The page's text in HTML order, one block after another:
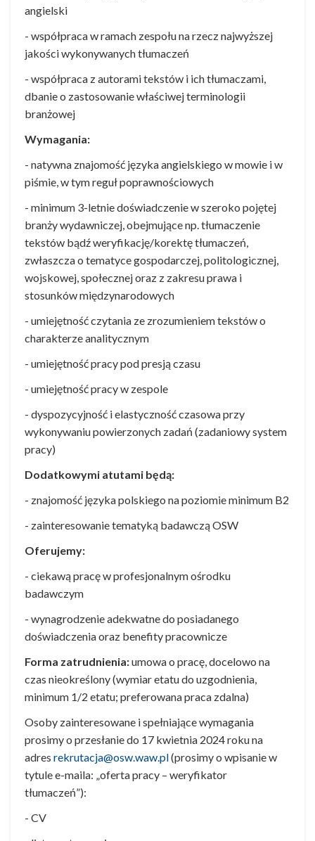
angielski
- współpraca w ramach zespołu na rzecz najwyższej
jakości wykonywanych tłumaczeń
- współpraca z autorami tekstów i ich tłumaczami,
dbanie o zastosowanie właściwej terminologii
branżowej
Wymagania:
- natywna znajomość języka angielskiego w mowie i w
piśmie, w tym reguł poprawnościowych
- minimum 3-letnie doświadczenie w szeroko pojętej
branży wydawniczej, obejmujące np. tłumaczenie
tekstów bądź weryfikację/korektę tłumaczeń,
zwłaszcza o tematyce gospodarczej, politologicznej,
wojskowej, społecznej oraz z zakresu prawa i
stosunków międzynarodowych
- umiejętność czytania ze zrozumieniem tekstów o
charakterze analitycznym
- umiejętność pracy pod presją czasu
- umiejętność pracy w zespole
- dyspozycyjność i elastyczność czasowa przy
wykonywaniu powierzonych zadań (zadaniowy system
pracy)
Dodatkowymi atutami będą:
- znajomość języka polskiego na poziomie minimum B2
- zainteresowanie tematyką badawczą OSW
Oferujemy:
- ciekawą pracę w profesjonalnym ośrodku
badawczym
- wynagrodzenie adekwatne do posiadanego
doświadczenia oraz benefity pracownicze
Forma zatrudnienia:umowa o pracę, docelowo na
czas nieokreślony (wymiar etatu do uzgodnienia,
minimum 1/2 etatu; preferowana praca zdalna)
Osoby zainteresowane i spełniające wymagania
prosimy o przesłanie do 17 kwietnia 2024 roku na
adres rekrutacja@osw.waw.pl(prosimy o wpisanie w
tytule e-maila: „oferta pracy – weryfikator
tłumaczeń”):
- CV